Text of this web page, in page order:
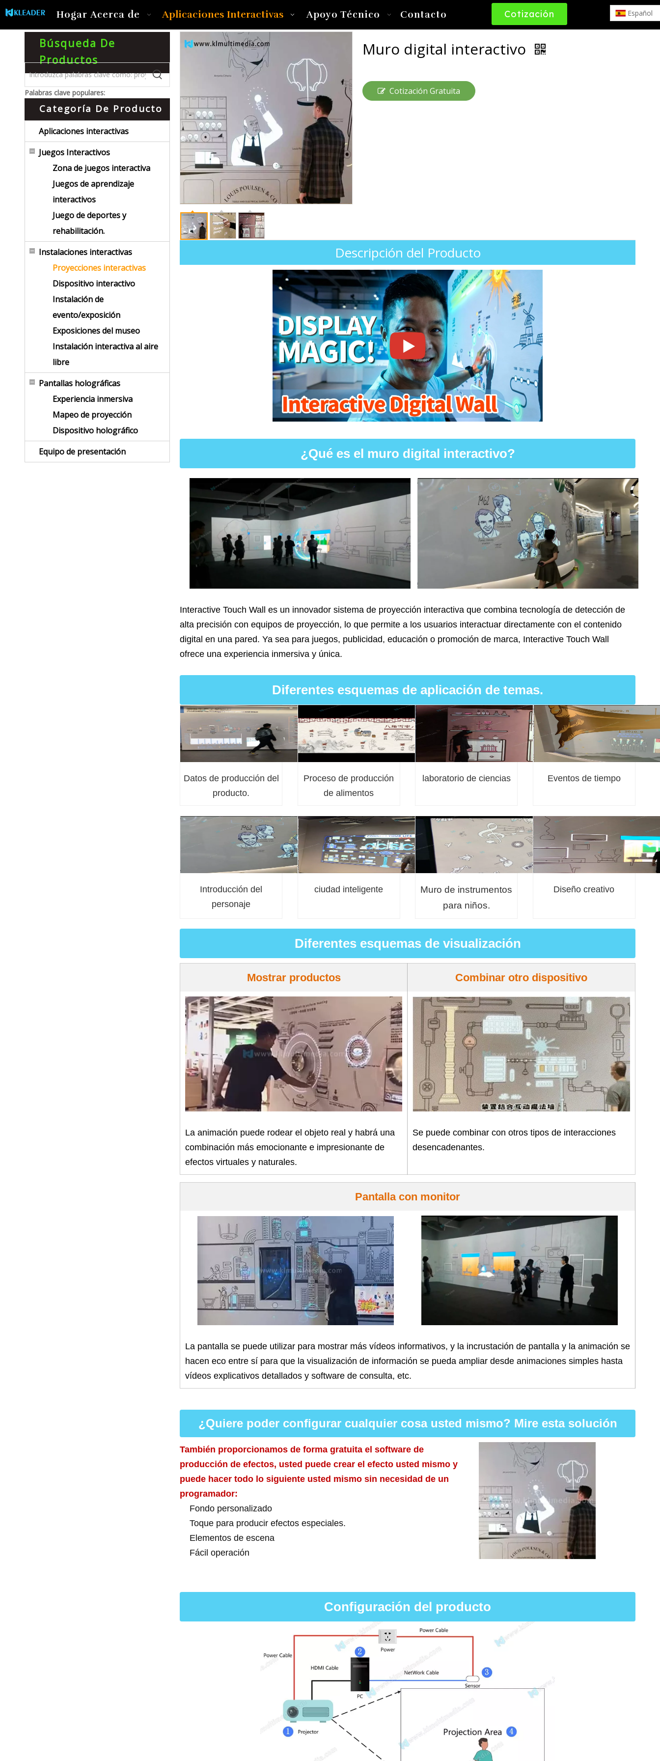
Hogar Acerca de Aplicaciones Interactivas Apoyo Técnico Contacto
Cotización
Español
Búsqueda De
Productos
Palabras clave populares:
Categoría De Producto
Aplicaciones interactivas
Juegos Interactivos
Zona de juegos interactiva
Juegos de aprendizaje
interactivos
Juego de deportes y
rehabilitación.
Instalaciones interactivas
Proyecciones interactivas
Dispositivo interactivo
Instalación de
evento/exposición
Exposiciones del museo
Instalación interactiva al aire
libre
Pantallas holográficas
Experiencia inmersiva
Mapeo de proyección
Dispositivo holográfico
Equipo de presentación
Muro digital interactivo
Cotización Gratuita
Descripción del Producto
¿Qué es el muro digital interactivo?
Interactive Touch Wall es un innovador sistema de proyección interactiva que combina tecnología de detección de
alta precisión con equipos de proyección, lo que permite a los usuarios interactuar directamente con el contenido
digital en una pared. Ya sea para juegos, publicidad, educación o promoción de marca, Interactive Touch Wall
ofrece una experiencia inmersiva y única.
Diferentes esquemas de aplicación de temas.
Datos de producción del
producto.
Proceso de producción
de alimentos
laboratorio de ciencias Eventos de tiempo
Introducción del
personaje
ciudad inteligente
Muro de instrumentos
para niños.
Diseño creativo
Diferentes esquemas de visualización
Mostrar productos Combinar otro dispositivo
La animación puede rodear el objeto real y habrá una
combinación más emocionante e impresionante de
efectos virtuales y naturales.
Se puede combinar con otros tipos de interacciones
desencadenantes.
Pantalla con monitor
La pantalla se puede utilizar para mostrar más vídeos informativos, y la incrustación de pantalla y la animación se
hacen eco entre sí para que la visualización de información se pueda ampliar desde animaciones simples hasta
vídeos explicativos detallados y software de consulta, etc.
¿Quiere poder configurar cualquier cosa usted mismo? Mire esta solución
También proporcionamos de forma gratuita el software de
producción de efectos, usted puede crear el efecto usted mismo y
puede hacer todo lo siguiente usted mismo sin necesidad de un
programador:
Fondo personalizado
Toque para producir efectos especiales.
Elementos de escena
Fácil operación
Configuración del producto